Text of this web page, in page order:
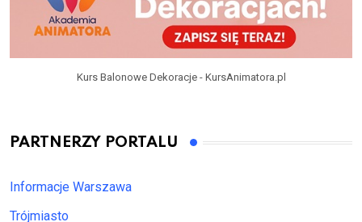
Kurs Balonowe Dekoracje - KursAnimatora.pl
PARTNERZY PORTALU
Informacje Warszawa
Trójmiasto